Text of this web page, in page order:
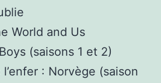
World and Us
(saisons 1 et 2)
: Norvège (saison